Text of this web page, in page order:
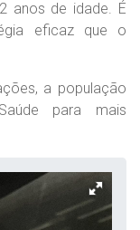
anos de idade. É
eficaz que o
a população
para mais